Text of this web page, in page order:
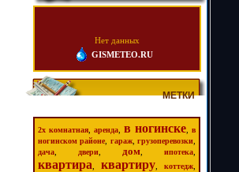
Нет данных
GISMETEO.RU
МЕТКИ
2х комнатная аренда в ногинске
в
ногинском районе
гараж,грузоперевозки
дача двери дом ипотека
квартира квартиру коттедж